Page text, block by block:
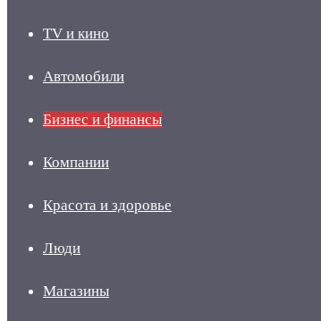
TV и кино
Автомобили
Бизнес и финансы
Компании
Красота и здоровье
Люди
Магазины